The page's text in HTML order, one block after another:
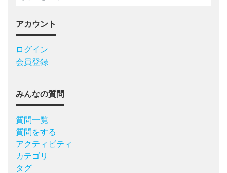
アカウント
ログイン
会員登録
みんなの質問
質問一覧
質問をする
アクティビティ
カテゴリ
タグ